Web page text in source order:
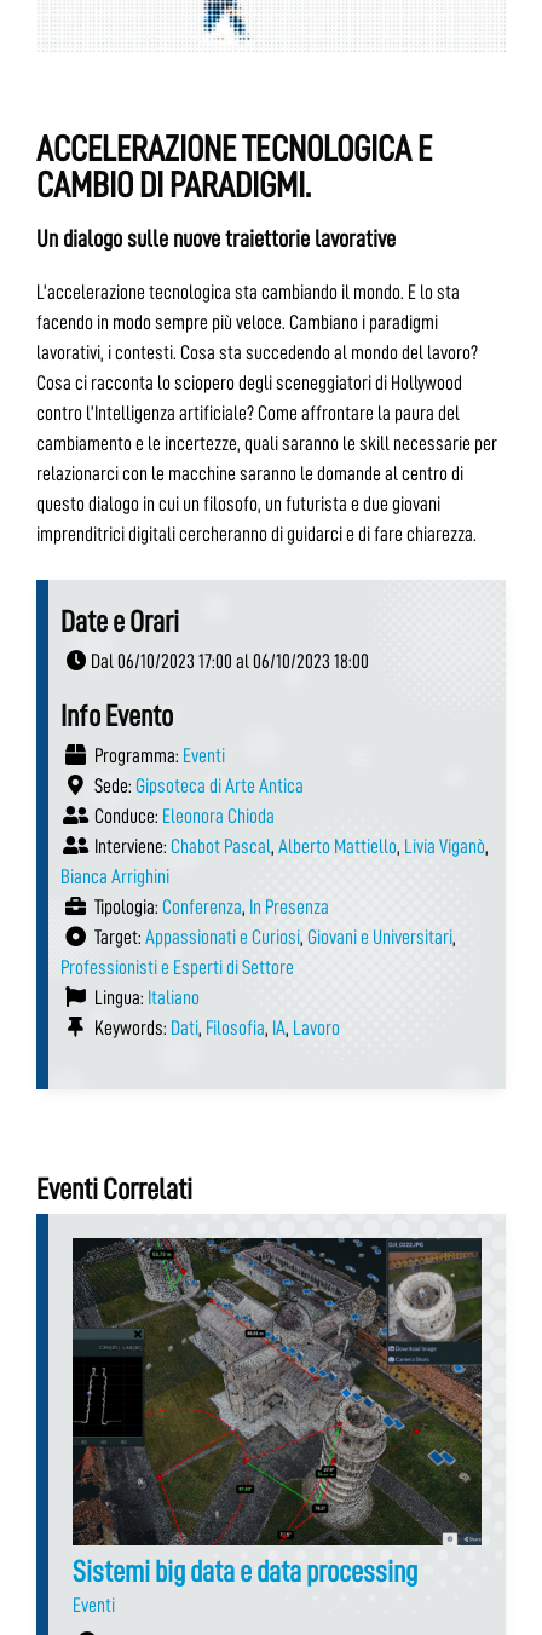
ACCELERAZIONE TECNOLOGICA E
CAMBIO DI PARADIGMI.
Un dialogo sulle nuove traiettorie lavorative
L’accelerazione tecnologica sta cambiando il mondo. E lo sta
facendo in modo sempre più veloce. Cambiano i paradigmi
lavorativi, i contesti. Cosa sta succedendo al mondo del lavoro?
Cosa ci racconta lo sciopero degli sceneggiatori di Hollywood
contro l’Intelligenza artificiale? Come affrontare la paura del
cambiamento e le incertezze, quali saranno le skill necessarie per
relazionarci con le macchine saranno le domande al centro di
questo dialogo in cui un filosofo, un futurista e due giovani
imprenditrici digitali cercheranno di guidarci e di fare chiarezza.
Date e Orari
Dal 06/10/2023 17:00 al 06/10/2023 18:00
Info Evento
Programma: Eventi
Sede: Gipsoteca di Arte Antica
Conduce: Eleonora Chioda
Interviene: Chabot Pascal, Alberto Mattiello, Livia Viganò,
Bianca Arrighini
Tipologia: Conferenza, In Presenza
Target: Appassionati e Curiosi, Giovani e Universitari,
Professionisti e Esperti di Settore
Lingua: Italiano
Keywords: Dati, Filosofia, IA, Lavoro
Eventi Correlati
Sistemi big data e data processing
Eventi